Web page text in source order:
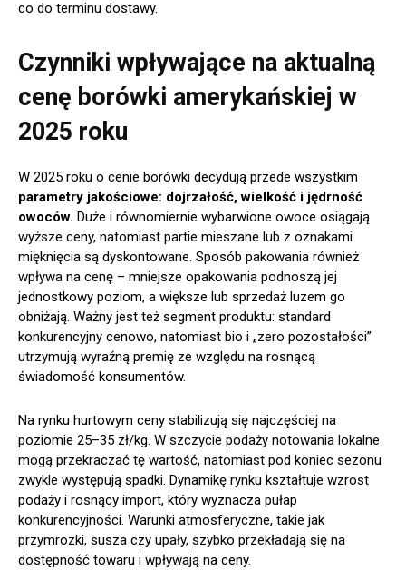
co do terminu dostawy.
Czynniki wpływające na aktualną
cenę borówki amerykańskiej w
2025 roku
W 2025 roku o cenie borówki decydują przede wszystkim
parametry jakościowe: dojrzałość, wielkość i jędrność
owoców. Duże i równomiernie wybarwione owoce osiągają
wyższe ceny, natomiast partie mieszane lub z oznakami
mięknięcia są dyskontowane. Sposób pakowania również
wpływa na cenę – mniejsze opakowania podnoszą jej
jednostkowy poziom, a większe lub sprzedaż luzem go
obniżają. Ważny jest też segment produktu: standard
konkurencyjny cenowo, natomiast bio i „zero pozostałości”
utrzymują wyraźną premię ze względu na rosnącą
świadomość konsumentów.
Na rynku hurtowym ceny stabilizują się najczęściej na
poziomie 25–35 zł/kg. W szczycie podaży notowania lokalne
mogą przekraczać tę wartość, natomiast pod koniec sezonu
zwykle występują spadki. Dynamikę rynku kształtuje wzrost
podaży i rosnący import, który wyznacza pułap
konkurencyjności. Warunki atmosferyczne, takie jak
przymrozki, susza czy upały, szybko przekładają się na
dostępność towaru i wpływają na ceny.